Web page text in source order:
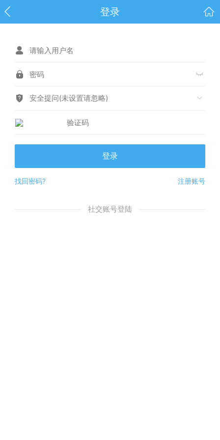
登录
安全提问(未设置请忽略)
登录
找回密码? 注册账号
社交账号登陆